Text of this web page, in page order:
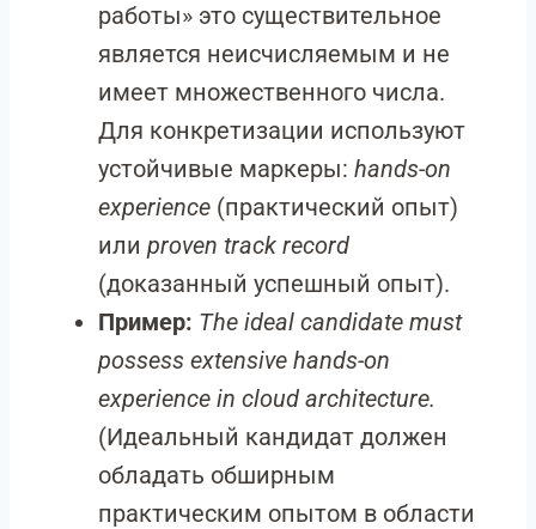
работы» это существительное
является неисчисляемым и не
имеет множественного числа.
Для конкретизации используют
устойчивые маркеры: hands-on
experience (практический опыт)
или proven track record
(доказанный успешный опыт).
Пример: The ideal candidate must
possess extensive hands-on
experience in cloud architecture.
(Идеальный кандидат должен
обладать обширным
практическим опытом в области